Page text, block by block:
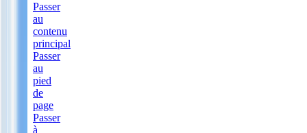
Passer
au
contenu
principal
Passer
au
pied
de
page
Passer
à